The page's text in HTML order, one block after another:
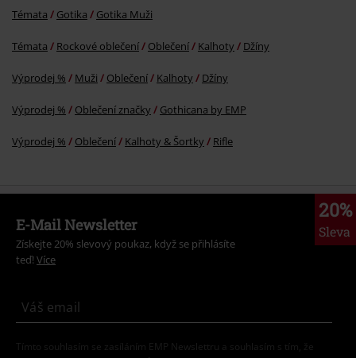
Témata Gotika Gotika Muži
Témata Rockové oblečení Oblečení Kalhoty Džíny
Výprodej % Muži Oblečení Kalhoty Džíny
Výprodej % Oblečení značky Gothicana by EMP
Výprodej % Oblečení Kalhoty & Šortky Rifle
20%
Sleva
E-Mail Newsletter
Získejte 20% slevový poukaz, když se přihlásíte
teď! Více
Tímto souhlasím se zasíláním EMP Newslettru a souhlasím s tím, že